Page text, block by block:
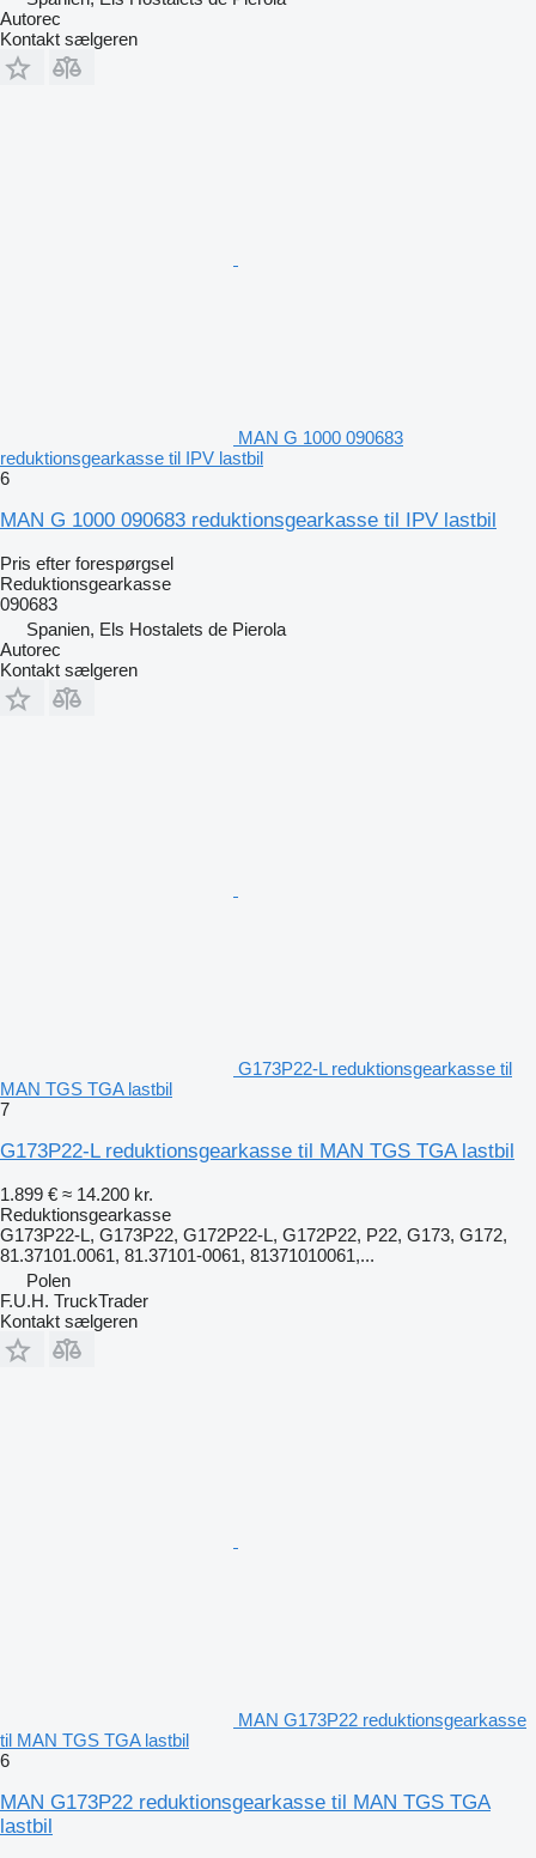
Autorec
Kontakt sælgeren
MAN G 1000 090683
reduktionsgearkasse til IPV lastbil
6
MAN G 1000 090683 reduktionsgearkasse til IPV lastbil
Pris efter forespørgsel
Reduktionsgearkasse
090683
Spanien, Els Hostalets de Pierola
Autorec
Kontakt sælgeren
G173P22-L reduktionsgearkasse til
MAN TGS TGA lastbil
7
G173P22-L reduktionsgearkasse til MAN TGS TGA lastbil
1.899 € ≈ 14.200 kr.
Reduktionsgearkasse
G173P22-L, G173P22, G172P22-L, G172P22, P22, G173, G172,
81.37101.0061, 81.37101-0061, 81371010061,...
Polen
F.U.H. TruckTrader
Kontakt sælgeren
MAN G173P22 reduktionsgearkasse
til MAN TGS TGA lastbil
6
MAN G173P22 reduktionsgearkasse til MAN TGS TGA
lastbil